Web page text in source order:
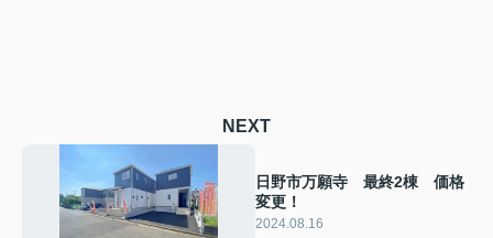
NEXT
日野市万願寺 最終2棟 価格
変更！
2024.08.16